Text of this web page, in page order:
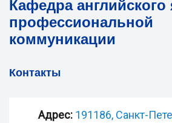
Кафедра английского
профессиональной
коммуникации
Контакты
Адрес: 191186, Санкт-